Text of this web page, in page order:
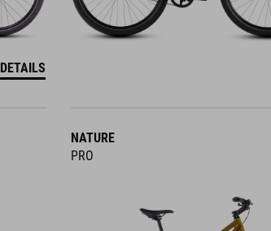
DETAILS
NATURE
PRO